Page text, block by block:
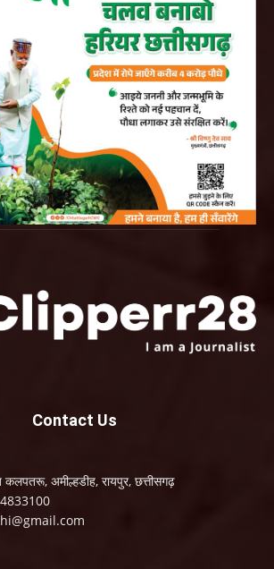
Contact Us
कलपतरू, अमील्हडीह, रायपुर, छत्तीसगढ़